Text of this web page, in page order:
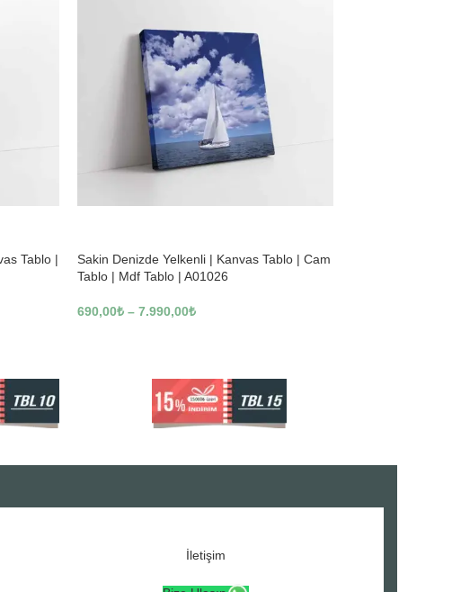
Tablo |
Sakin Denizde Yelkenli | Kanvas Tablo | Cam
Tablo | Mdf Tablo | A01026
690,00₺ – 7.990,00₺
İletişim